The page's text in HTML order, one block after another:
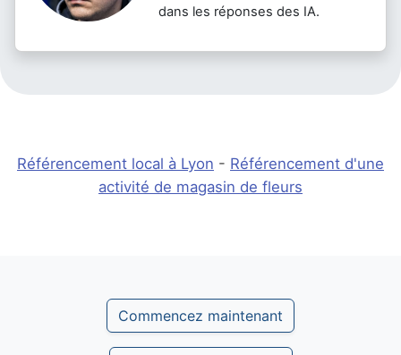
dans les réponses des IA.
Référencement local à Lyon - Référencement d'une
activité de magasin de fleurs
Commencez maintenant